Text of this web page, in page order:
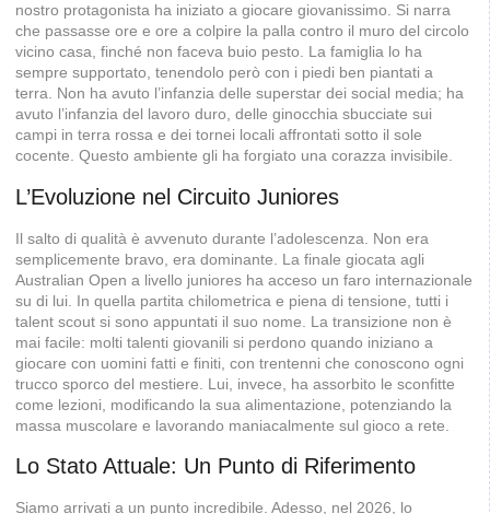
nostro protagonista ha iniziato a giocare giovanissimo. Si narra
che passasse ore e ore a colpire la palla contro il muro del circolo
vicino casa, finché non faceva buio pesto. La famiglia lo ha
sempre supportato, tenendolo però con i piedi ben piantati a
terra. Non ha avuto l’infanzia delle superstar dei social media; ha
avuto l’infanzia del lavoro duro, delle ginocchia sbucciate sui
campi in terra rossa e dei tornei locali affrontati sotto il sole
cocente. Questo ambiente gli ha forgiato una corazza invisibile.
L’Evoluzione nel Circuito Juniores
Il salto di qualità è avvenuto durante l’adolescenza. Non era
semplicemente bravo, era dominante. La finale giocata agli
Australian Open a livello juniores ha acceso un faro internazionale
su di lui. In quella partita chilometrica e piena di tensione, tutti i
talent scout si sono appuntati il suo nome. La transizione non è
mai facile: molti talenti giovanili si perdono quando iniziano a
giocare con uomini fatti e finiti, con trentenni che conoscono ogni
trucco sporco del mestiere. Lui, invece, ha assorbito le sconfitte
come lezioni, modificando la sua alimentazione, potenziando la
massa muscolare e lavorando maniacalmente sul gioco a rete.
Lo Stato Attuale: Un Punto di Riferimento
Siamo arrivati a un punto incredibile. Adesso, nel 2026, lo